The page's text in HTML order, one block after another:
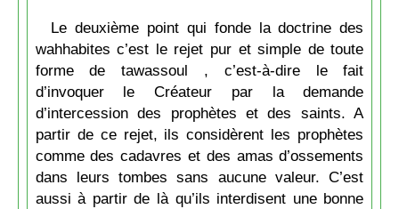
Le deuxième point qui fonde la doctrine des
wahhabites c’est le rejet pur et simple de toute
forme de tawassoul , c’est-à-dire le fait
d’invoquer le Créateur par la demande
d’intercession des prophètes et des saints. A
partir de ce rejet, ils considèrent les prophètes
comme des cadavres et des amas d’ossements
dans leurs tombes sans aucune valeur. C’est
aussi à partir de là qu’ils interdisent une bonne